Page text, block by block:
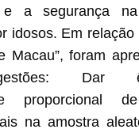
e a segurança
idosos. Em relação
Macau”, foram
Dar
proporcional
na amostra